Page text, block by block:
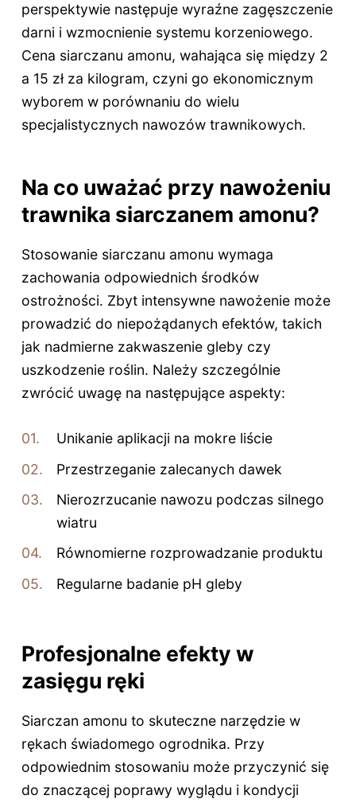
perspektywie następuje wyraźne zagęszczenie
darni i wzmocnienie systemu korzeniowego.
Cena siarczanu amonu, wahająca się między 2
a 15 zł za kilogram, czyni go ekonomicznym
wyborem w porównaniu do wielu
specjalistycznych nawozów trawnikowych.
Na co uważać przy nawożeniu
trawnika siarczanem amonu?
Stosowanie siarczanu amonu wymaga
zachowania odpowiednich środków
ostrożności. Zbyt intensywne nawożenie może
prowadzić do niepożądanych efektów, takich
jak nadmierne zakwaszenie gleby czy
uszkodzenie roślin. Należy szczególnie
zwrócić uwagę na następujące aspekty:
Unikanie aplikacji na mokre liście
Przestrzeganie zalecanych dawek
Nierozrzucanie nawozu podczas silnego
wiatru
Równomierne rozprowadzanie produktu
Regularne badanie pH gleby
Profesjonalne efekty w
zasięgu ręki
Siarczan amonu to skuteczne narzędzie w
rękach świadomego ogrodnika. Przy
odpowiednim stosowaniu może przyczynić się
do znaczącej poprawy wyglądu i kondycji